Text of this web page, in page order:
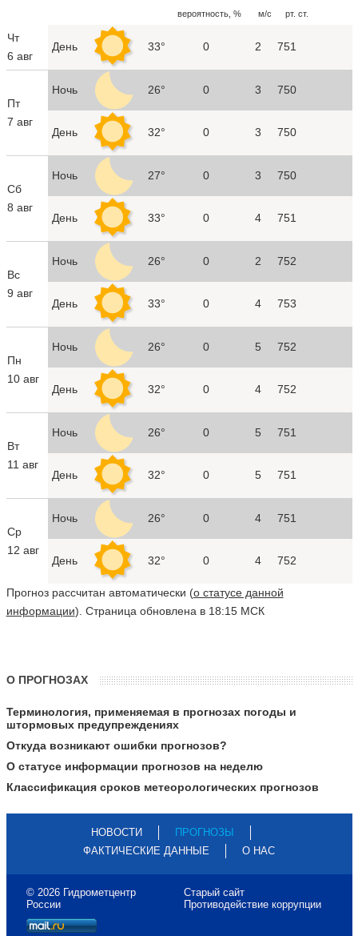
вероятность, %
м/с
рт. ст.
Чт
6 авг
День 33° 0 2 751
Пт
7 авг
Ночь 26° 0 3 750
День 32° 0 3 750
Сб
8 авг
Ночь 27° 0 3 750
День 33° 0 4 751
Вс
9 авг
Ночь 26° 0 2 752
День 33° 0 4 753
Пн
10 авг
Ночь 26° 0 5 752
День 32° 0 4 752
Вт
11 авг
Ночь 26° 0 5 751
День 32° 0 5 751
Ср
12 авг
Ночь 26° 0 4 751
День 32° 0 4 752
Прогноз рассчитан автоматически (о статусе данной
информации). Страница обновлена в 18:15 МСК
О ПРОГНОЗАХ
Терминология, применяемая в прогнозах погоды и
штормовых предупреждениях
Откуда возникают ошибки прогнозов?
О статусе информации прогнозов на неделю
Классификация сроков метеорологических прогнозов
НОВОСТИ
ПРОГНОЗЫ
ФАКТИЧЕСКИЕ ДАННЫЕ
О НАС
© 2026 Гидрометцентр
России
Старый сайт
Противодействие коррупции